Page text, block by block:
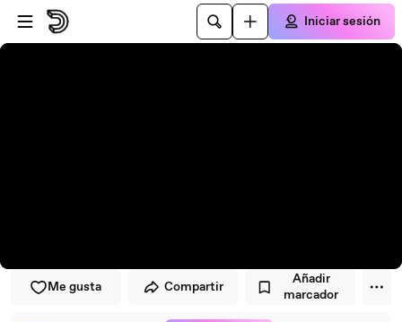
Saltar al reproductor
Saltar al contenido principal
Iniciar sesión
Me gusta Compartir
Añadir
marcador